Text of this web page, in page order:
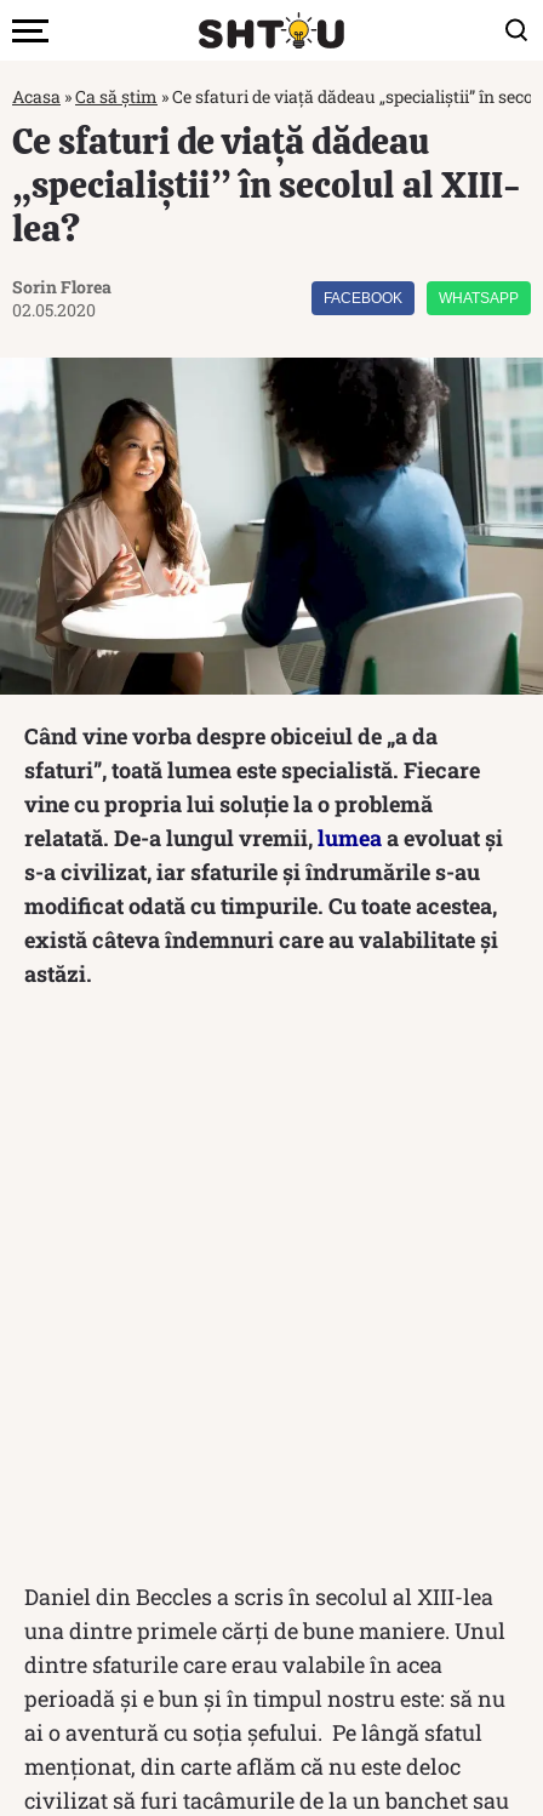
Acasa »Ca să știm »Ce sfaturi de viață dădeau „specialiștii” în
Ce sfaturi de viață dădeau
„specialiștii” în secolul al XIII-
lea?
Sorin Florea
02.05.2020
FACEBOOK WHATSAPP
Când vine vorba despre obiceiul de „a da
sfaturi”, toată lumea este specialistă. Fiecare
vine cu propria lui soluție la o problemă
relatată. De-a lungul vremii,lumeaa evoluat și
s-a civilizat, iar sfaturile și îndrumările s-au
modificat odată cu timpurile. Cu toate acestea,
există câteva îndemnuri care au valabilitate și
astăzi.
Daniel din Beccles a scris în secolul al XIII-lea
una dintre primele cărți de bune maniere. Unul
dintre sfaturile care erau valabile în acea
perioadă și e bun și în timpul nostru este: să nu
ai o aventură cu soția șefului. Pe lângă sfatul
menționat, din carte aflăm că nu este deloc
civilizat să furi tacâmurile de la un banchet sau